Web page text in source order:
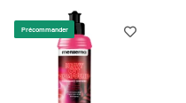
Précommander